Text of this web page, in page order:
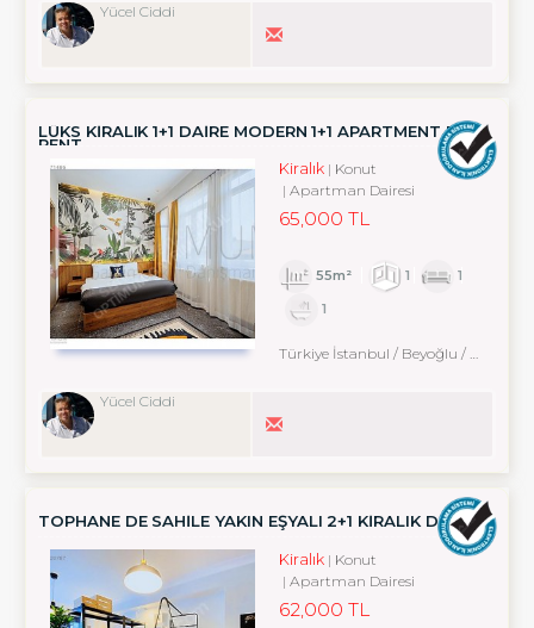
Yücel Ciddi
LÜKS KIRALIK 1+1 DAIRE MODERN 1+1 APARTMENT FOR
RENT
Kiralık
Konut
Apartman Dairesi
65,000 TL
55m² 1
1
1
Türkiye İstanbul / Beyoğlu / Cihangir
Yücel Ciddi
TOPHANE DE SAHİLE YAKIN EŞYALI 2+1 KİRALIK DAİRE
Kiralık
Konut
Apartman Dairesi
62,000 TL